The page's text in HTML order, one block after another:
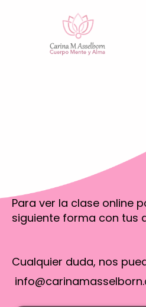
Para ver la clase online
siguiente forma con tus
Cualquier duda, nos